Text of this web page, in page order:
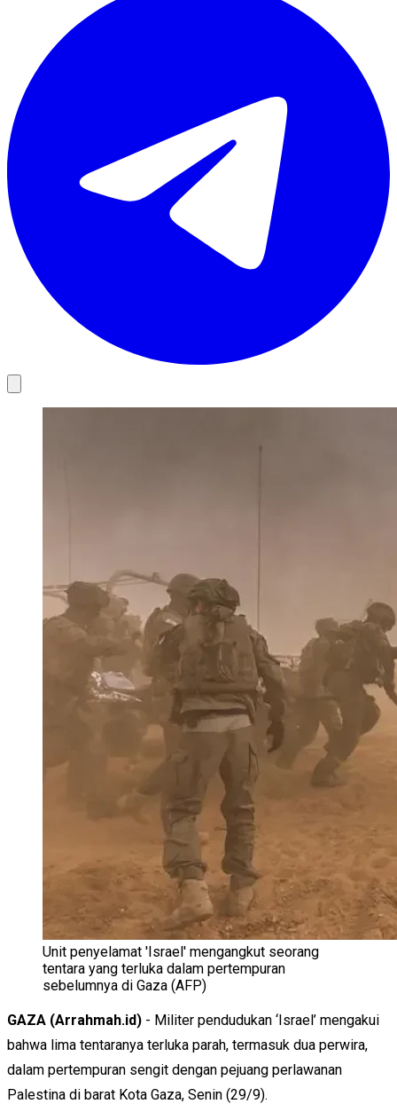
Unit penyelamat 'Israel' mengangkut seorang
tentara yang terluka dalam pertempuran
sebelumnya di Gaza (AFP)
GAZA (Arrahmah.id) - Militer pendudukan ‘Israel’ mengakui
bahwa lima tentaranya terluka parah, termasuk dua perwira,
dalam pertempuran sengit dengan pejuang perlawanan
Palestina di barat Kota Gaza, Senin (29/9).